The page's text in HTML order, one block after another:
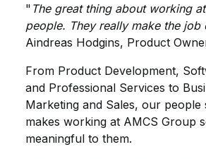
" The great thing about working
people. They really make the job
Aindreas Hodgins, Product
From Product Development,
and Professional Services to
Marketing and Sales, our people
makes working at AMCS Group
meaningful to them.